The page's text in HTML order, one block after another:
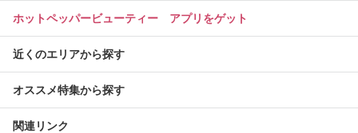
ホットペッパービューティー アプリをゲット
近くのエリアから探す
オススメ特集から探す
関連リンク